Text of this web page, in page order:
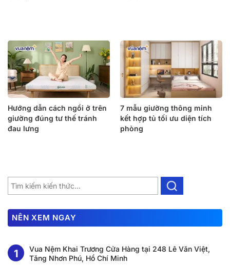
Hướng dẫn cách ngồi ở trên
giường đúng tư thế tránh
đau lưng
7 mẫu giường thông minh
kết hợp tủ tối ưu diện tích
phòng
NÊN XEM NGAY
Vua Nệm Khai Trương Cửa Hàng tại 248 Lê Văn Việt,
Tăng Nhơn Phú, Hồ Chí Minh